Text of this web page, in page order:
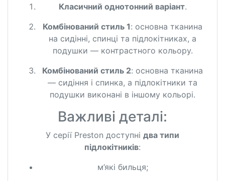
Класичний однотонний варіант.
Комбінований стиль 1: основна тканина
на сидінні, спинці та підлокітниках, а
подушки — контрастного кольору.
Комбінований стиль 2: основна тканина
— сидіння і спинка, а підлокітники та
подушки виконані в іншому кольорі.
Важливі деталі:
У серії Preston доступні два типи
підлокітників:
м’які бильця;